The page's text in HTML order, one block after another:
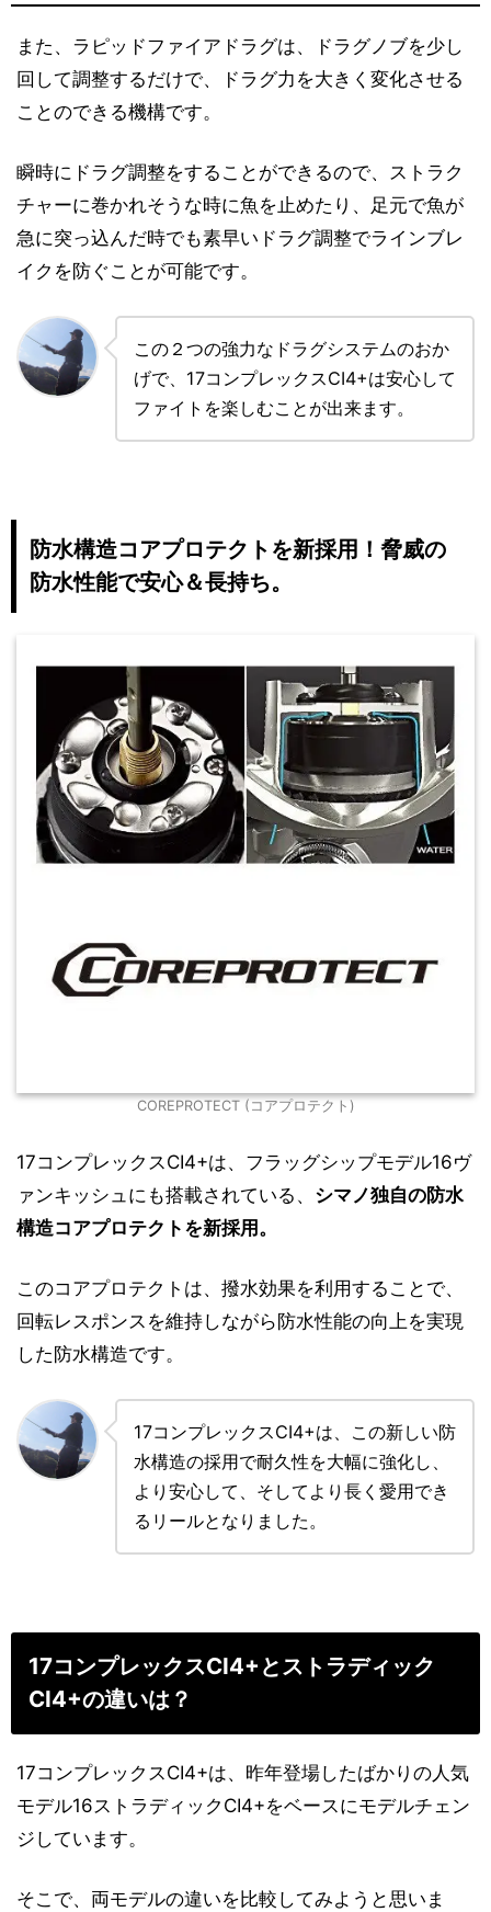
また、ラピッドファイアドラグは、ドラグノブを少し
回して調整するだけで、ドラグ力を大きく変化させる
ことのできる機構です。
瞬時にドラグ調整をすることができるので、ストラク
チャーに巻かれそうな時に魚を止めたり、足元で魚が
急に突っ込んだ時でも素早いドラグ調整でラインブレ
イクを防ぐことが可能です。
この２つの強力なドラグシステムのおか
げで、17コンプレックスCI4+は安心して
ファイトを楽しむことが出来ます。
防水構造コアプロテクトを新採用！脅威の
防水性能で安心＆長持ち。
COREPROTECT (コアプロテクト)
17コンプレックスCI4+は、フラッグシップモデル16ヴ
ァンキッシュにも搭載されている、 シマノ独自の防水
構造コアプロテクトを新採用。
このコアプロテクトは、撥水効果を利用することで、
回転レスポンスを維持しながら防水性能の向上を実現
した防水構造です。
17コンプレックスCI4+は、この新しい防
水構造の採用で耐久性を大幅に強化し、
より安心して、そしてより長く愛用でき
るリールとなりました。
17コンプレックスCI4+とストラディック
CI4+の違いは？
17コンプレックスCI4+は、昨年登場したばかりの人気
モデル16ストラディックCI4+をベースにモデルチェン
ジしています。
そこで、両モデルの違いを比較してみようと思いま